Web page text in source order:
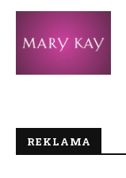
REKLAMA